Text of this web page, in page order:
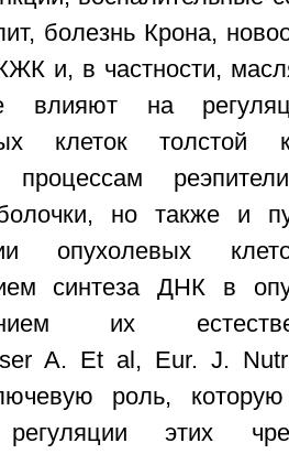
болезнь Крона,
и, в частности,
влияют на
клеток
процессам
но также и
опухолевых
синтеза ДНК в
их
A. Et al, Eur. J.
роль,
этих